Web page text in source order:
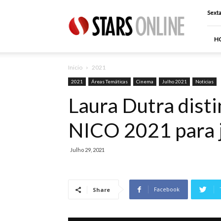
Online
Inicio 2021
2021 Áreas Temáticas Cinema Julho 2021 Noticias
Laura Dutra
NICO 2021
Julho 29, 2021
Share Facebook